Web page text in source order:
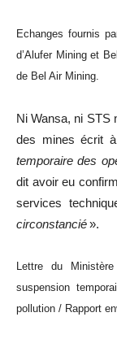
Echanges fournis
d’Alufer Mining et
de Bel Air Mining.
Ni Wansa, ni STS
des mines écrit
temporaire des
dit avoir eu
services
circonstancié».
Lettre du
suspension
pollution / Rapport